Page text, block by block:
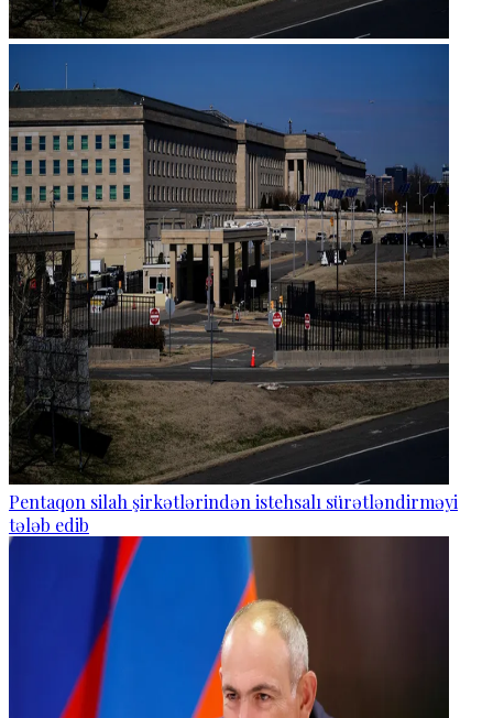
Pentaqon silah şirkətlərindən istehsalı sürətləndirməyi
tələb edib